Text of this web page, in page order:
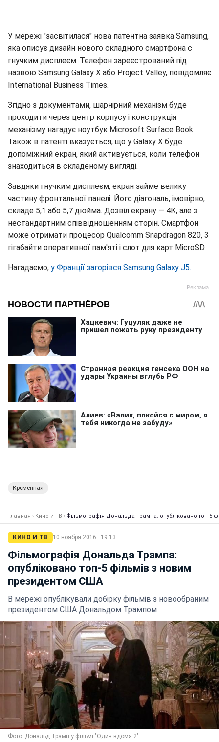
У мережі "засвітилася" нова патентна заявка Samsung,
яка описує дизайн нового складного смартфона c
гнучким дисплеєм. Телефон зареєстрований під
назвою Samsung Galaxy X або Project Valley, повідомляє
International Business Times.
Згідно з документами, шарнірний механізм буде
проходити через центр корпусу і конструкція
механізму нагадує ноутбук Microsoft Surface Book.
Також в патенті вказується, що у Galaxy X буде
допоміжний екран, який активується, коли телефон
знаходиться в складеному вигляді.
Завдяки гнучким дисплеєм, екран займе велику
частину фронтальної панелі. Його діагональ, імовірно,
складе 5,1 або 5,7 дюйма. Дозвіл екрану — 4К, але з
нестандартним співвідношенням сторін. Смартфон
може отримати процесор Qualcomm Snapdragon 820, 3
гігабайти оперативної пам'яті і слот для карт MicroSD.
Нагадаємо, у Франції загорівся Samsung Galaxy J5.
Кременная
Главная › Кино и ТВ › Фільмографія Дональда Трампа: опубліковано топ-5
КИНО И ТВ 10 ноября 2016 · 19:13
Фільмографія Дональда Трампа:
опубліковано топ-5 фільмів з новим
президентом США
В мережі опублікували добірку фільмів з новообраним
президентом США Дональдом Трампом
Фото: Дональд Трамп у фільмі "Один вдома 2"